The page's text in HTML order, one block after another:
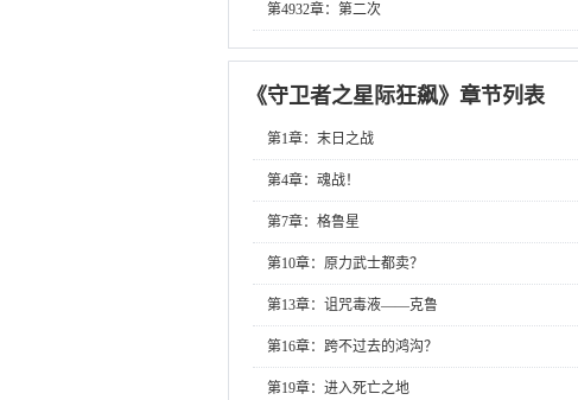
第4932章：第二次
《守卫者之星际狂飙》章节列表
第1章：末日之战
第4章：魂战！
第7章：格鲁星
第10章：原力武士都卖？
第13章：诅咒毒液——克鲁
第16章：跨不过去的鸿沟？
第19章：进入死亡之地